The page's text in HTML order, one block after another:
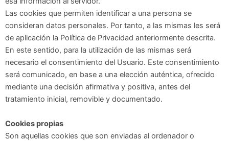
Las cookies que permiten identificar a una persona se
consideran datos personales. Por tanto, a las mismas les será
de aplicación la Política de Privacidad anteriormente descrita.
En este sentido, para la utilización de las mismas será
necesario el consentimiento del Usuario. Este consentimiento
será comunicado, en base a una elección auténtica, ofrecido
mediante una decisión afirmativa y positiva, antes del
tratamiento inicial, removible y documentado.
Cookies propias
Son aquellas cookies que son enviadas al ordenador o